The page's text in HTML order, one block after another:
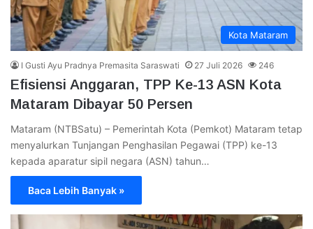
Kota Mataram
I Gusti Ayu Pradnya Premasita Saraswati 27 Juli 2026 246
Efisiensi Anggaran, TPP Ke-13 ASN Kota
Mataram Dibayar 50 Persen
Mataram (NTBSatu) – Pemerintah Kota (Pemkot) Mataram tetap
menyalurkan Tunjangan Penghasilan Pegawai (TPP) ke-13
kepada aparatur sipil negara (ASN) tahun…
Baca Lebih Banyak »